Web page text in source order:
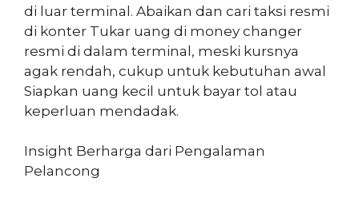
di luar terminal. Abaikan dan cari taksi resmi
di konter Tukar uang di money changer
resmi di dalam terminal, meski kursnya
agak rendah, cukup untuk kebutuhan awal
Siapkan uang kecil untuk bayar tol atau
keperluan mendadak.
Insight Berharga dari Pengalaman
Pelancong